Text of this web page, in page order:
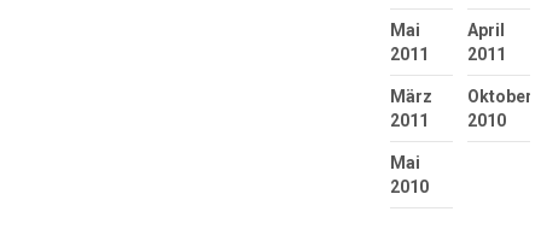
Mai
2011
April
2011
März
2011
Oktober
2010
Mai
2010